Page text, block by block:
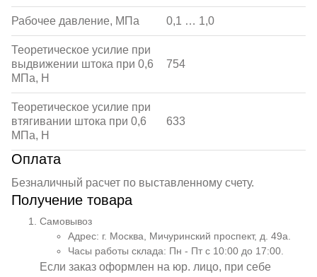
Рабочее давление, МПа 0,1 … 1,0
Теоретическое усилие при
выдвижении штока при 0,6
МПа, Н
754
Теоретическое усилие при
втягивании штока при 0,6
МПа, Н
633
Оплата
Безналичный расчет по выставленному счету.
Получение товара
Самовывоз
Адрес: г. Москва, Мичуринский проспект, д. 49а.
Часы работы склада: Пн - Пт с 10:00 до 17:00.
Если заказ оформлен на юр. лицо, при себе